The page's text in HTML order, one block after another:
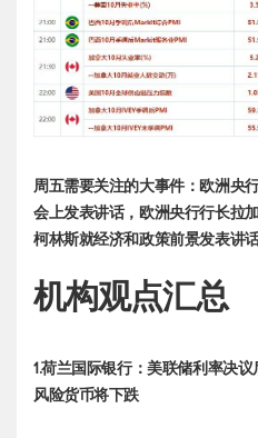
周五需要关注的大事件：欧洲央
会上发表讲话，欧洲央行行长拉
柯林斯就经济和政策前景发表讲话
机构观点汇总
1.荷兰国际银行：美联储利率决
风险货币将下跌